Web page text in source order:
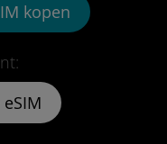
kopen